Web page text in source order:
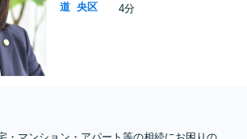
道 央区
4分